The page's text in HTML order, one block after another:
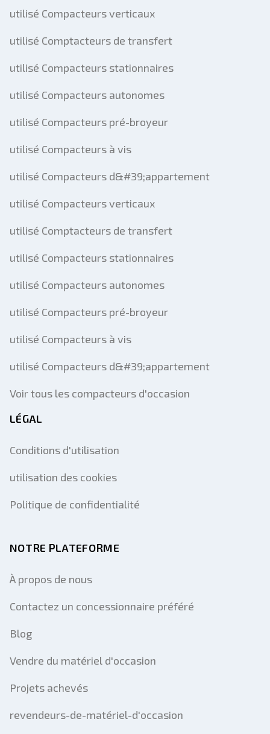
utilisé Compacteurs verticaux
utilisé Comptacteurs de transfert
utilisé Compacteurs stationnaires
utilisé Compacteurs autonomes
utilisé Compacteurs pré-broyeur
utilisé Compacteurs à vis
utilisé Compacteurs d&#39;appartement
utilisé Compacteurs verticaux
utilisé Comptacteurs de transfert
utilisé Compacteurs stationnaires
utilisé Compacteurs autonomes
utilisé Compacteurs pré-broyeur
utilisé Compacteurs à vis
utilisé Compacteurs d&#39;appartement
Voir tous les compacteurs d'occasion
LÉGAL
Conditions d'utilisation
utilisation des cookies
Politique de confidentialité
NOTRE PLATEFORME
À propos de nous
Contactez un concessionnaire préféré
Blog
Vendre du matériel d'occasion
Projets achevés
revendeurs-de-matériel-d'occasion